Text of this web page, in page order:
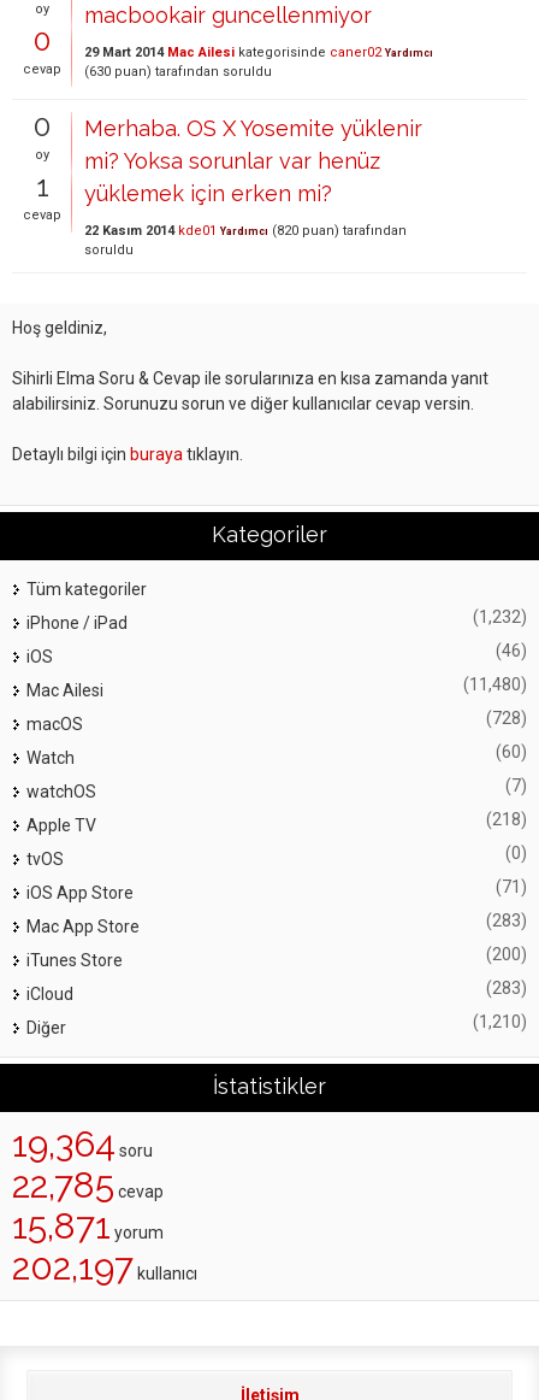
oy
0
cevap
macbookair guncellenmiyor
29 Mart 2014 Mac Ailesi kategorisinde caner02 Yardımcı
(630 puan) tarafından soruldu
0
oy
1
cevap
Merhaba. OS X Yosemite yüklenir
mi? Yoksa sorunlar var henüz
yüklemek için erken mi?
22 Kasım 2014 kde01 Yardımcı (820 puan) tarafından
soruldu
Hoş geldiniz,
Sihirli Elma Soru & Cevap ile sorularınıza en kısa zamanda yanıt
alabilirsiniz. Sorunuzu sorun ve diğer kullanıcılar cevap versin.
Detaylı bilgi için buraya tıklayın.
Kategoriler
Tüm kategoriler
iPhone / iPad
(1,232)
iOS (46)
Mac Ailesi (11,480)
macOS (728)
Watch (60)
watchOS (7)
Apple TV (218)
tvOS (0)
iOS App Store (71)
Mac App Store (283)
iTunes Store (200)
iCloud (283)
Diğer (1,210)
İstatistikler
19,364 soru
22,785 cevap
15,871 yorum
202,197 kullanıcı
İletişim